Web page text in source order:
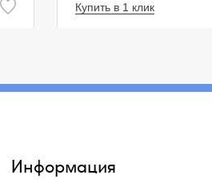
Купить в 1 клик
Информация